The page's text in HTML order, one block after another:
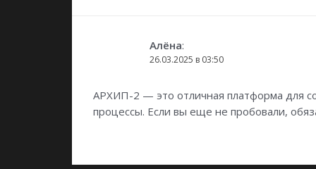
Алёна:
26.03.2025 в 03:50
АРХИП-2 — это отличная платформа для
процессы. Если вы еще не пробовали,